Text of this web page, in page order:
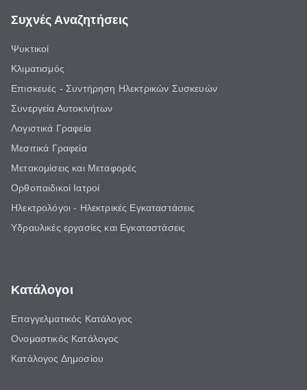
Συχνές Αναζητήσεις
Ψυκτικοί
Κλιματισμός
Επισκευές - Συντήρηση Ηλεκτρικών Συσκευών
Συνεργεία Αυτοκινήτων
Λογιστικά Γραφεία
Μεσιτικά Γραφεία
Μετακομίσεις και Μεταφορές
Ορθοπαιδικοί Ιατροί
Ηλεκτρολόγοι - Ηλεκτρικές Εγκαταστάσεις
Υδραυλικές εργασίες και Εγκαταστάσεις
Κατάλογοι
Επαγγελματικός Κατάλογος
Ονομαστικός Κατάλογος
Κατάλογος Δημοσίου